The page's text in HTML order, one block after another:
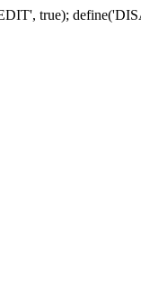
true);